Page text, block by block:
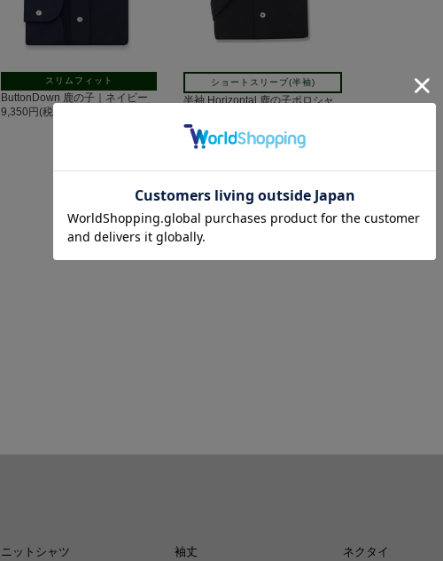
スリムフィット
ButtonDown 鹿の子｜ネイビー
9,350円(税込)
ショートスリーブ(半袖)
半袖 Horizontal 鹿の子ポロシャ
7,700円(税込)
ニットシャツ 袖丈 ネクタイ